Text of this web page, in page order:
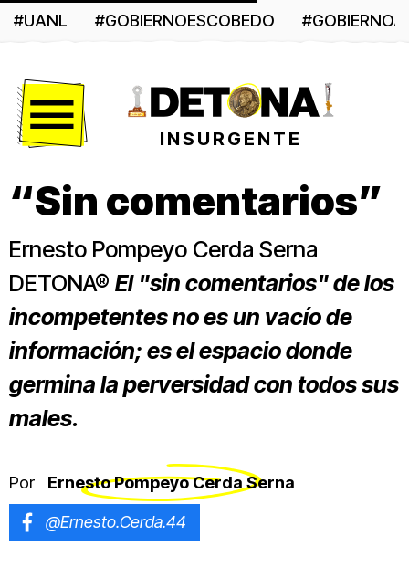
#UANL #GOBIERNOESCOBEDO
INSURGENTE
“Sin comentarios”
Ernesto Pompeyo Cerda Serna
DETONA® El "sin comentarios" de los
incompetentes no es un vacío de
información; es el espacio donde
germina la perversidad con todos sus
males.
Por Ernesto Pompeyo Cerda Serna
@Ernesto.Cerda.44